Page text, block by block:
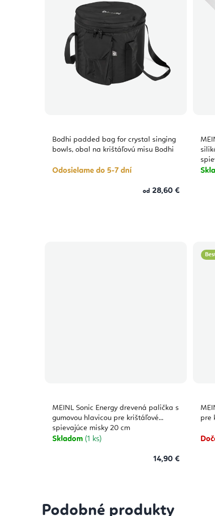
Bodhi padded bag for crystal singing
bowls, obal na krištáľovú misu Bodhi
Odosielame do 5-7 dní
od 28,60 €
MEINL Sonic Energy drevená palička s
gumovou hlavicou pre krištáľové
spievajúce misky 20 cm
Skladom (1 ks)
14,90 €
pre
Podobné produkty